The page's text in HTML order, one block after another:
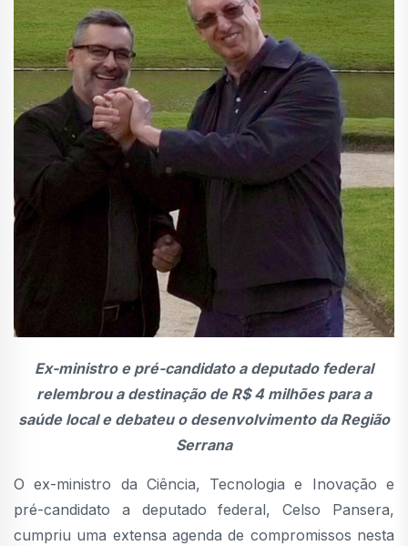
Ex-ministro e pré-candidato a deputado federal
relembrou a destinação de R$ 4 milhões para a
saúde local e debateu o desenvolvimento da Região
Serrana
O ex-ministro da Ciência, Tecnologia e Inovação e
pré-candidato a deputado federal, Celso Pansera,
cumpriu uma extensa agenda de compromissos nesta